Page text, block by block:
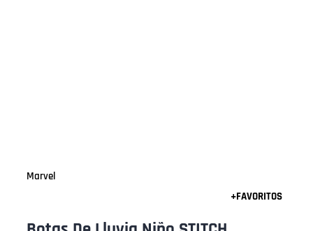
Marvel